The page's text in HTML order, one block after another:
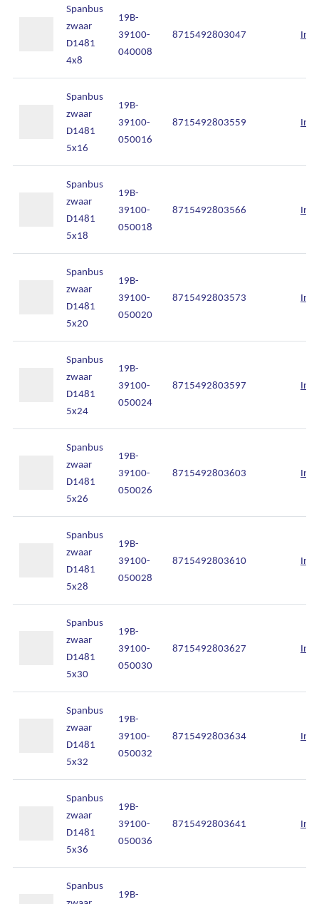
Spanbus
zwaar
D1481
4x8
19B-
39100-
040008
8715492803047
Spanbus
zwaar
D1481
5x16
19B-
39100-
050016
8715492803559
Spanbus
zwaar
D1481
5x18
19B-
39100-
050018
8715492803566
Spanbus
zwaar
D1481
5x20
19B-
39100-
050020
8715492803573
Spanbus
zwaar
D1481
5x24
19B-
39100-
050024
8715492803597
Spanbus
zwaar
D1481
5x26
19B-
39100-
050026
8715492803603
Spanbus
zwaar
D1481
5x28
19B-
39100-
050028
8715492803610
Spanbus
zwaar
D1481
5x30
19B-
39100-
050030
8715492803627
Spanbus
zwaar
D1481
5x32
19B-
39100-
050032
8715492803634
Spanbus
zwaar
D1481
5x36
19B-
39100-
050036
8715492803641
Spanbus
19B-